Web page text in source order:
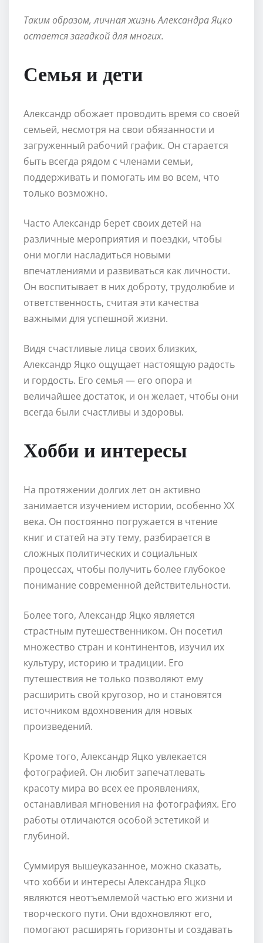
Таким образом, личная жизнь Александра Яцко
остается загадкой для многих.
Семья и дети
Александр обожает проводить время со своей
семьей, несмотря на свои обязанности и
загруженный рабочий график. Он старается
быть всегда рядом с членами семьи,
поддерживать и помогать им во всем, что
только возможно.
Часто Александр берет своих детей на
различные мероприятия и поездки, чтобы
они могли насладиться новыми
впечатлениями и развиваться как личности.
Он воспитывает в них доброту, трудолюбие и
ответственность, считая эти качества
важными для успешной жизни.
Видя счастливые лица своих близких,
Александр Яцко ощущает настоящую радость
и гордость. Его семья — его опора и
величайшее достаток, и он желает, чтобы они
всегда были счастливы и здоровы.
Хобби и интересы
На протяжении долгих лет он активно
занимается изучением истории, особенно XX
века. Он постоянно погружается в чтение
книг и статей на эту тему, разбирается в
сложных политических и социальных
процессах, чтобы получить более глубокое
понимание современной действительности.
Более того, Александр Яцко является
страстным путешественником. Он посетил
множество стран и континентов, изучил их
культуру, историю и традиции. Его
путешествия не только позволяют ему
расширить свой кругозор, но и становятся
источником вдохновения для новых
произведений.
Кроме того, Александр Яцко увлекается
фотографией. Он любит запечатлевать
красоту мира во всех ее проявлениях,
останавливая мгновения на фотографиях. Его
работы отличаются особой эстетикой и
глубиной.
Суммируя вышеуказанное, можно сказать,
что хобби и интересы Александра Яцко
являются неотъемлемой частью его жизни и
творческого пути. Они вдохновляют его,
помогают расширять горизонты и создавать